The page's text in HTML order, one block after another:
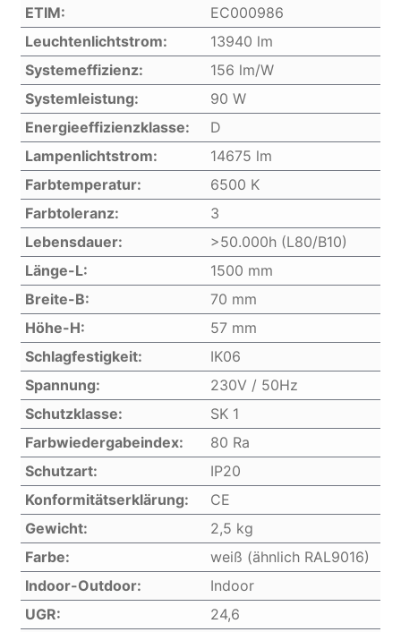
ETIM:
EC000986
Leuchtenlichtstrom:
13940 lm
Systemeffizienz:
156 lm/W
Systemleistung:
90 W
Energieeffizienzklasse:
D
Lampenlichtstrom:
14675 lm
Farbtemperatur:
6500 K
Farbtoleranz:
3
Lebensdauer:
>50.000h (L80/B10)
Länge-L:
1500 mm
Breite-B:
70 mm
Höhe-H:
57 mm
Schlagfestigkeit:
IK06
Spannung:
230V / 50Hz
Schutzklasse:
SK 1
Farbwiedergabeindex:
80 Ra
Schutzart:
IP20
Konformitätserklärung:
CE
Gewicht:
2,5 kg
Farbe:
weiß (ähnlich RAL9016)
Indoor-Outdoor:
Indoor
UGR:
24,6